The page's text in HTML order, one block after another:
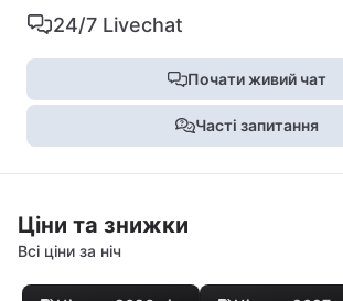
24/7 Livechat
Почати живий чат
Часті запитання
Ціни та знижки
Всі ціни за ніч